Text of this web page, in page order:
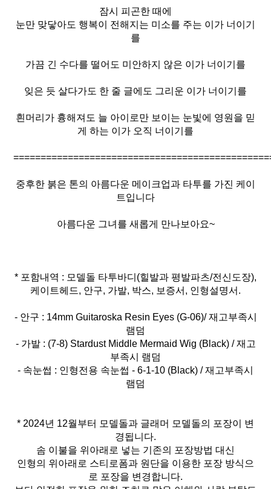
잠시 피곤한 때에
눈만 맞닿아도 행복이 전해지는 미소를 주는 이가 너이기
를
가끔 긴 수다를 떨어도 미안하지 않은 이가 너이기를
잊은 듯 살다가도 한 줄 글에도 그리운 이가 너이기를
흰머리가 흉해져도 늘 아이로만 보이는 눈빛에 영원을 믿
게 하는 이가 오직 너이기를
중후한 붉은 톤의 아름다운 메이크업과 타투를 가진 케이
트입니다
아름다운 그녀를 새롭게 만나보아요~
* 포함내역 : 모델돌 타투바디(힐발과 평발파츠/전신도장),
케이트헤드, 안구, 가발, 박스, 보증서, 인형설명서.
- 안구 : 14mm Guitaroska Resin Eyes (G-06)/ 재고부족시
램덤
- 가발 : (7-8) Stardust Middle Mermaid Wig (Black) / 재고
부족시 램덤
- 속눈썹 : 인형전용 속눈썹 - 6-1-10 (Black) / 재고부족시
램덤
* 2024년 12월부터 모델돌과 글래머 모델돌의 포장이 변
경됩니다.
솜 이불을 위아래로 넣는 기존의 포장방법 대신
인형의 위아래로 스티로폼과 원단을 이용한 포장 방식으
로 포장을 변경합니다.